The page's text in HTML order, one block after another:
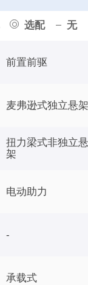
选配 无
前置前驱
麦弗逊式独立悬
扭力梁式非独立
架
电动助力
-
承载式